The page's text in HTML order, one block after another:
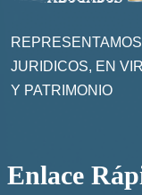
JURIDICOS, EN
Y PATRIMONIO
Enlace